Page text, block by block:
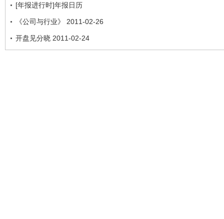
[年报进行时]年报日历
《公司与行业》 2011-02-26
开盘见分晓 2011-02-24